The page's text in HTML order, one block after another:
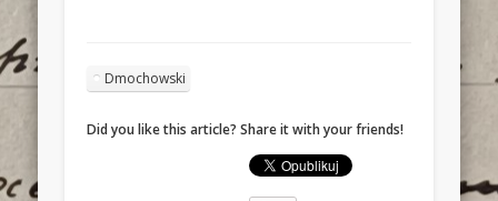
Dmochowski
Did you like this article? Share it with your friends!